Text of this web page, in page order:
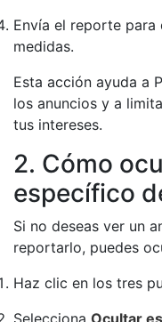
Envía el reporte
medidas.
Esta acción ayuda a
los anuncios y a
tus intereses.
2. Cómo
específico
Si no deseas ver un
reportarlo, puedes
Haz clic en los tres